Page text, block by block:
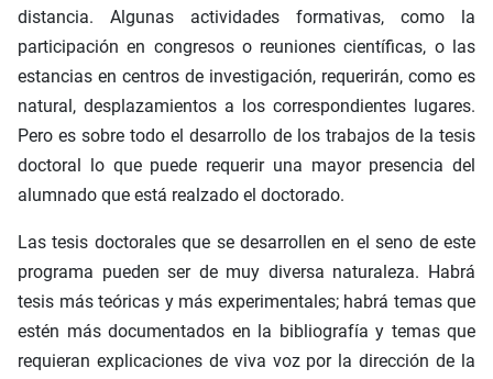
distancia. Algunas actividades formativas, como la
participación en congresos o reuniones científicas, o las
estancias en centros de investigación, requerirán, como es
natural, desplazamientos a los correspondientes lugares.
Pero es sobre todo el desarrollo de los trabajos de la tesis
doctoral lo que puede requerir una mayor presencia del
alumnado que está realzado el doctorado.
Las tesis doctorales que se desarrollen en el seno de este
programa pueden ser de muy diversa naturaleza. Habrá
tesis más teóricas y más experimentales; habrá temas que
estén más documentados en la bibliografía y temas que
requieran explicaciones de viva voz por la dirección de la